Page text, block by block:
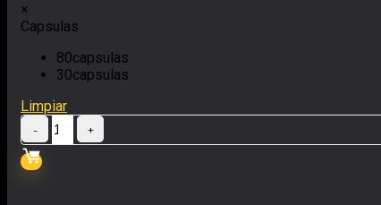
×
Capsulas
80capsulas
30capsulas
Limpiar